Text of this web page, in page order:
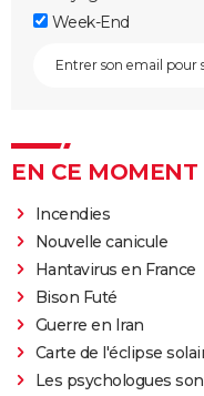
Week-End
EN CE MOMENT
Incendies
Nouvelle canicule
Hantavirus en France
Bison Futé
Guerre en Iran
Carte de l'éclipse
Les psychologues